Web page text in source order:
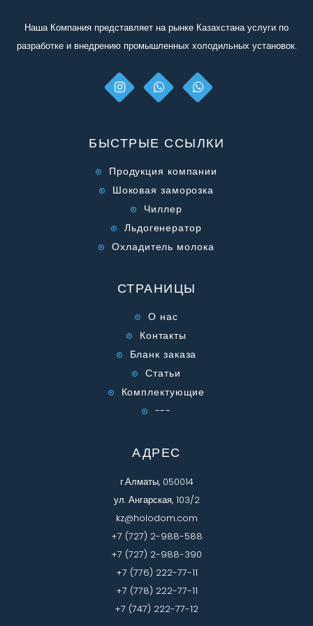
Наша Компания представляет на рынке Казахстана услуги по
разработке и внедрению промышленных холодильных установок.
БЫСТРЫЕ ССЫЛКИ
Продукция компании
Шоковая заморозка
Чиллер
Льдогенератор
Охладитель молока
СТРАНИЦЫ
О нас
Контакты
Бланк заказа
Статьи
Комплектующие
---
АДРЕС
г.Алматы, 050014
ул. Ангарская, 103/2
kz@holodom.com
+7 (727) 2-988-588
+7 (727) 2-988-390
+7 (776) 222-77-11
+7 (778) 222-77-11
+7 (747) 222-77-12